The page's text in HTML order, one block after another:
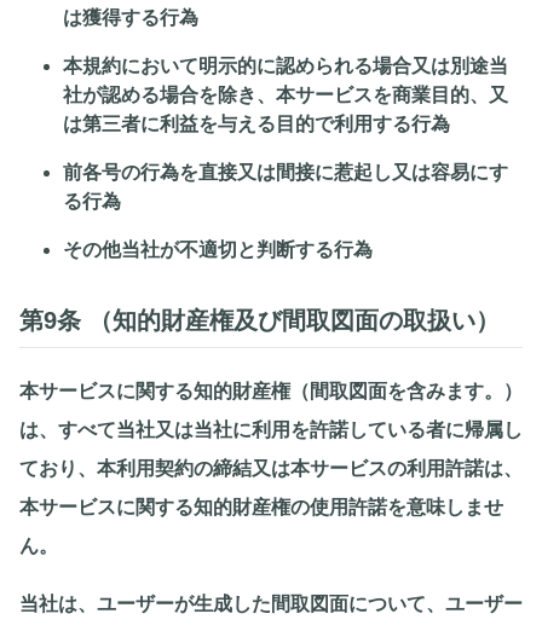
は獲得する行為
本規約において明示的に認められる場合又は別途当
社が認める場合を除き、本サービスを商業目的、又
は第三者に利益を与える目的で利用する行為
前各号の行為を直接又は間接に惹起し又は容易にす
る行為
その他当社が不適切と判断する行為
第9条 （知的財産権及び間取図面の取扱い）
本サービスに関する知的財産権（間取図面を含みます。）
は、すべて当社又は当社に利用を許諾している者に帰属し
ており、本利用契約の締結又は本サービスの利用許諾は、
本サービスに関する知的財産権の使用許諾を意味しませ
ん。
当社は、ユーザーが生成した間取図面について、ユーザー